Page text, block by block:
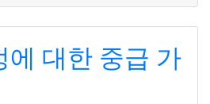
에 대한 중급 가